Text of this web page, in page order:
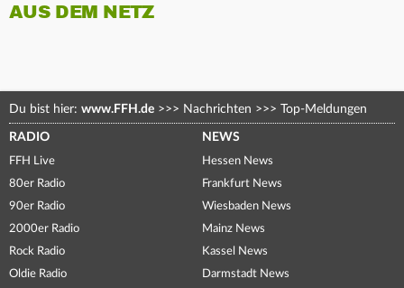
AUS DEM NETZ
Du bist hier: www.FFH.de >>> Nachrichten >>> Top-Meldungen
RADIO
FFH Live
80er Radio
90er Radio
2000er Radio
Rock Radio
Oldie Radio
NEWS
Hessen News
Frankfurt News
Wiesbaden News
Mainz News
Kassel News
Darmstadt News